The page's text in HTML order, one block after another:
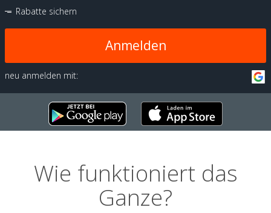
Rabatte sichern
Anmelden
neu anmelden mit:
Wie funktioniert das
Ganze?